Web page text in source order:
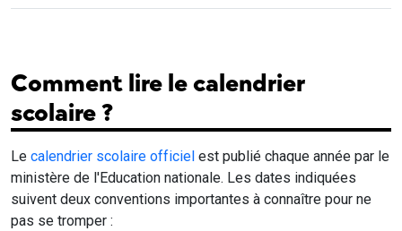
Comment lire le calendrier
scolaire ?
Le calendrier scolaire officiel est publié chaque année par le
ministère de l'Education nationale. Les dates indiquées
suivent deux conventions importantes à connaître pour ne
pas se tromper :